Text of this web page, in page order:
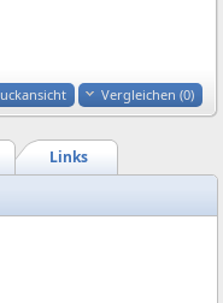
Vergleichen (0)
Links